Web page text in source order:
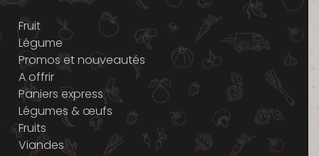
Fruit
Légume
Promos et nouveautés
A offrir
Paniers express
Légumes & œufs
Fruits
Viandes